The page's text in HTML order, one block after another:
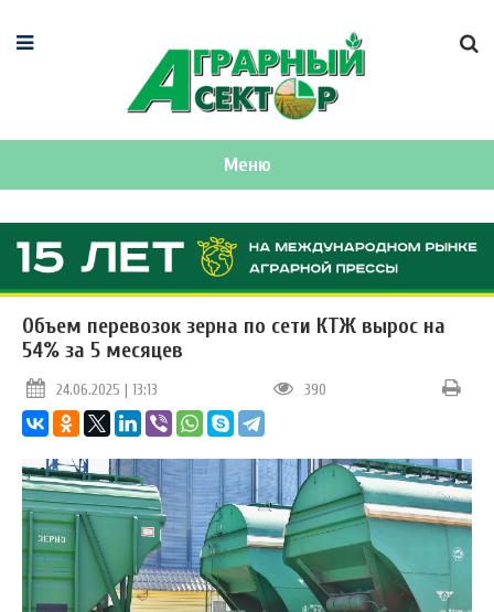
Меню
Объем перевозок зерна по сети КТЖ вырос на
54% за 5 месяцев
24.06.2025 | 13:13 390